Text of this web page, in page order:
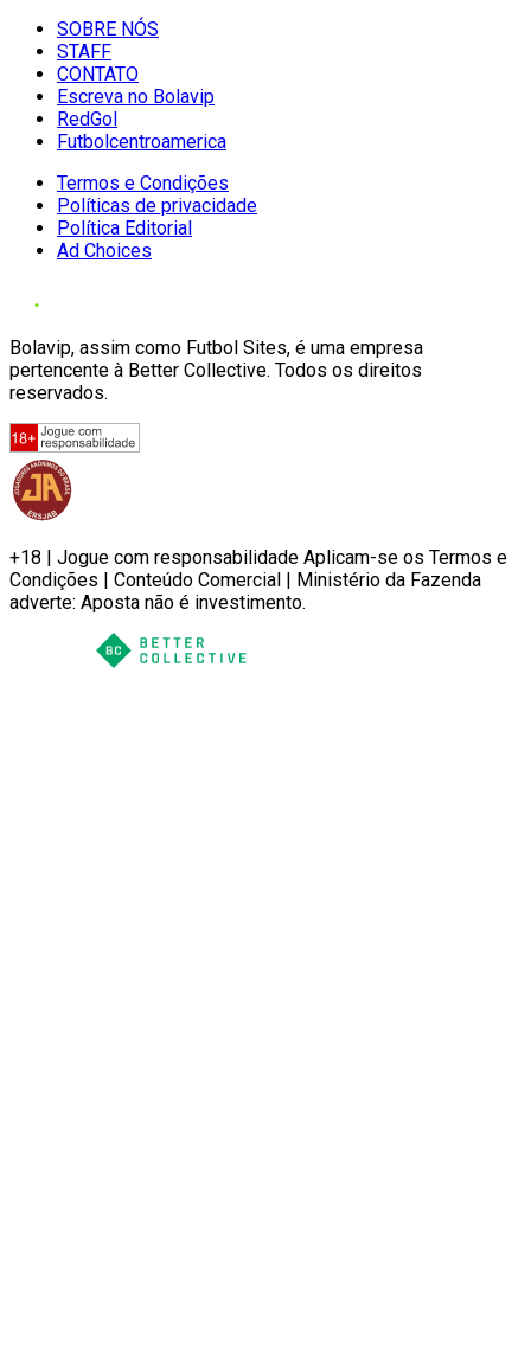
SOBRE NÓS
STAFF
CONTATO
Escreva no Bolavip
RedGol
Futbolcentroamerica
Termos e Condições
Políticas de privacidade
Política Editorial
Ad Choices
Bolavip, assim como Futbol Sites, é uma empresa
pertencente à Better Collective. Todos os direitos
reservados.
+18 | Jogue com responsabilidade Aplicam-se os Termos e
Condições | Conteúdo Comercial | Ministério da Fazenda
adverte: Aposta não é investimento.